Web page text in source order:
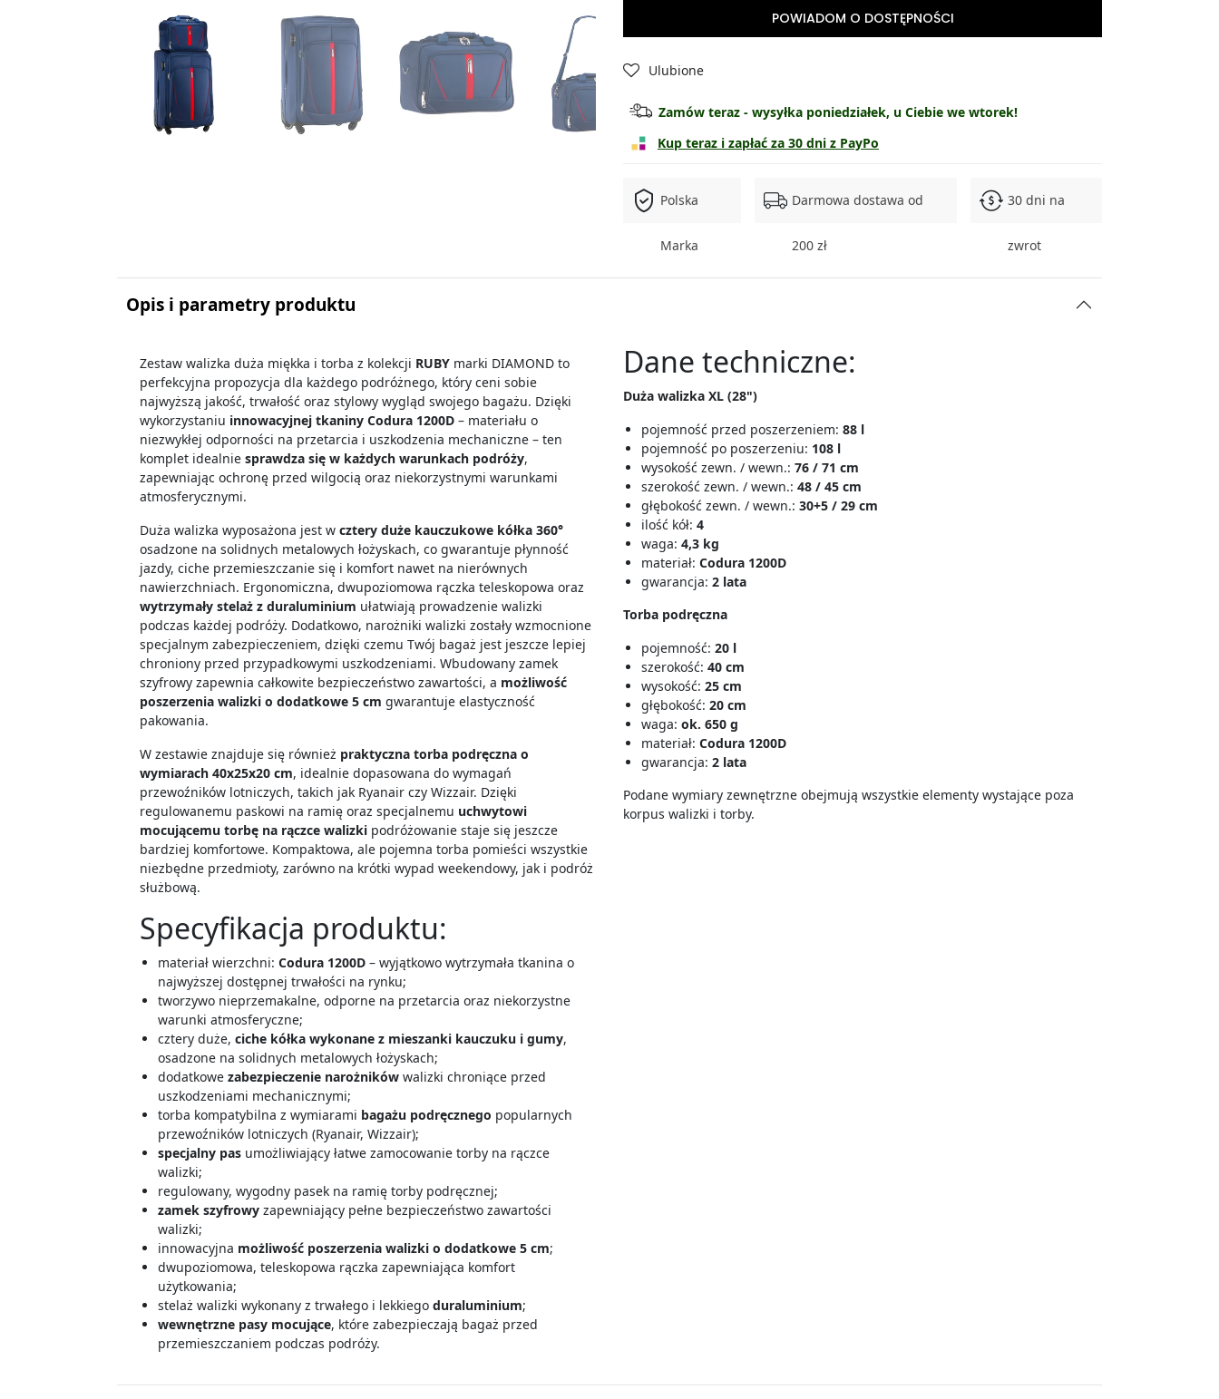
Zestaw duża + torba wyprzedane
Zestaw 3w1 wyprzedane
POWIADOM O DOSTĘPNOŚCI
Ulubione
Zamów teraz - wysyłka poniedziałek, u Ciebie we wtorek!
Kup teraz i zapłać za 30 dni z PayPo
Polska
Marka
Darmowa dostawa od
200 zł
30 dni na
zwrot
Opis i parametry produktu
Zestaw walizka duża miękka i torba z kolekcji RUBY marki DIAMOND to
perfekcyjna propozycja dla każdego podróżnego, który ceni sobie
najwyższą jakość, trwałość oraz stylowy wygląd swojego bagażu. Dzięki
wykorzystaniu innowacyjnej tkaniny Codura 1200D – materiału o
niezwykłej odporności na przetarcia i uszkodzenia mechaniczne – ten
komplet idealniesprawdza się w każdych warunkach podróży,
zapewniając ochronę przed wilgocią oraz niekorzystnymi warunkami
atmosferycznymi.
Duża walizka wyposażona jest wcztery duże kauczukowe kółka 360°
osadzone na solidnych metalowych łożyskach, co gwarantuje płynność
jazdy, ciche przemieszczanie się i komfort nawet na nierównych
nawierzchniach. Ergonomiczna, dwupoziomowa rączka teleskopowa oraz
wytrzymały stelaż z duraluminium ułatwiają prowadzenie walizki
podczas każdej podróży. Dodatkowo, narożniki walizki zostały wzmocnione
specjalnym zabezpieczeniem, dzięki czemu Twój bagaż jest jeszcze lepiej
chroniony przed przypadkowymi uszkodzeniami. Wbudowany zamek
szyfrowy zapewnia całkowite bezpieczeństwo zawartości, a możliwość
poszerzenia walizki o dodatkowe 5 cm gwarantuje elastyczność
pakowania.
W zestawie znajduje się również praktyczna torba podręczna o
wymiarach 40x25x20 cm, idealnie dopasowana do wymagań
przewoźników lotniczych, takich jak Ryanair czy Wizzair. Dzięki
regulowanemu paskowi na ramię oraz specjalnemu uchwytowi
mocującemu torbę na rączce walizki podróżowanie staje się jeszcze
bardziej komfortowe. Kompaktowa, ale pojemna torba pomieści wszystkie
niezbędne przedmioty, zarówno na krótki wypad weekendowy, jak i podróż
służbową.
Specyfikacja produktu:
materiał wierzchni:Codura 1200D – wyjątkowo wytrzymała tkanina o
najwyższej dostępnej trwałości na rynku;
tworzywo nieprzemakalne, odporne na przetarcia oraz niekorzystne
warunki atmosferyczne;
cztery duże,ciche kółka wykonane z mieszanki kauczuku i gumy,
osadzone na solidnych metalowych łożyskach;
dodatkowezabezpieczenie narożników walizki chroniące przed
uszkodzeniami mechanicznymi;
torba kompatybilna z wymiarami bagażu podręcznego popularnych
przewoźników lotniczych (Ryanair, Wizzair);
specjalny pas umożliwiający łatwe zamocowanie torby na rączce
walizki;
regulowany, wygodny pasek na ramię torby podręcznej;
zamek szyfrowy zapewniający pełne bezpieczeństwo zawartości
walizki;
innowacyjna możliwość poszerzenia walizki o dodatkowe 5 cm;
dwupoziomowa, teleskopowa rączka zapewniająca komfort
użytkowania;
stelaż walizki wykonany z trwałego i lekkiegoduraluminium;
wewnętrzne pasy mocujące, które zabezpieczają bagaż przed
przemieszczaniem podczas podróży.
Dane techniczne:
Duża walizka XL (28")
pojemność przed poszerzeniem: 88 l
pojemność po poszerzeniu: 108 l
wysokość zewn. / wewn.: 76 / 71 cm
szerokość zewn. / wewn.: 48 / 45 cm
głębokość zewn. / wewn.: 30+5 / 29 cm
ilość kół: 4
waga: 4,3 kg
materiał: Codura 1200D
gwarancja: 2 lata
Torba podręczna
pojemność: 20 l
szerokość: 40 cm
wysokość: 25 cm
głębokość: 20 cm
waga: ok. 650 g
materiał: Codura 1200D
gwarancja: 2 lata
Podane wymiary zewnętrzne obejmują wszystkie elementy wystające poza
korpus walizki i torby.